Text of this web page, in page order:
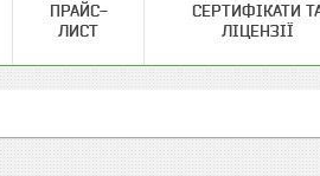
ПРАЙС-
ЛИСТ
СЕРТИФІКАТИ
ЛІЦЕНЗІЇ